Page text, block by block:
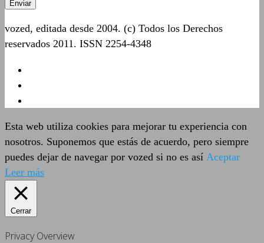
vozed, editada desde 2004. (c) Todos los Derechos
reservados 2011. ISSN 2254-4348
Esta web utiliza cookies para mejorar tu experiencia con
nosotros. Suponemos que estás de acuerdo, pero siempre
puedes dejar de navegar por vozed si no es así Aceptar
Leer más
Cerrar
Privacy Overview